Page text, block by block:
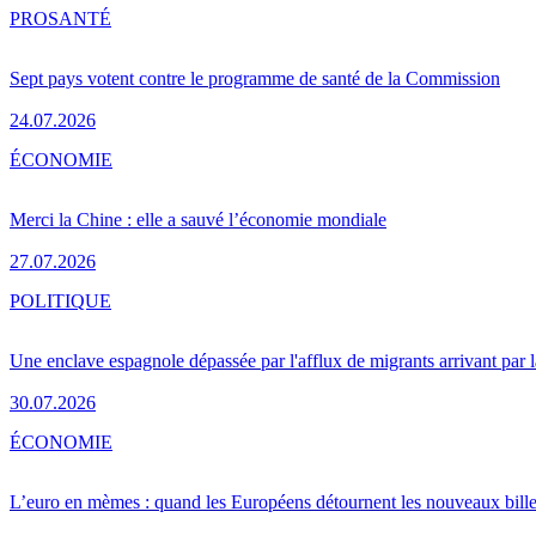
Sept pays votent contre le programme de santé de la Commission
24.07.2026
PROSANTÉ
Merci la Chine : elle a sauvé l’économie mondiale
27.07.2026
ÉCONOMIE
Une enclave espagnole dépassée par l'afflux de migrants arrivant par
30.07.2026
POLITIQUE
L’euro en mèmes : quand les Européens détournent les nouveaux
ÉCONOMIE